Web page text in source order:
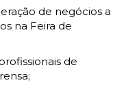
de negócios a
na Feira de
de